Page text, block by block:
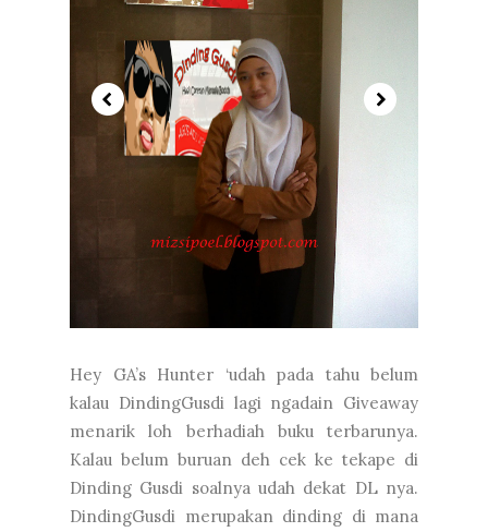
Hey GA’s Hunter ‘udah pada tahu belum
kalau DindingGusdi lagi ngadain Giveaway
menarik loh berhadiah buku terbarunya.
Kalau belum buruan deh cek ke tekape di
Dinding Gusdi soalnya udah dekat DL nya.
DindingGusdi merupakan dinding di mana